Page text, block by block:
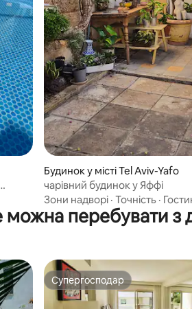
Будинок у місті Tel Aviv-Yafo
чарівний будинок у Яффі
Зони надворі · Точність ·
перебувати з
Супергосподар
Супергосподар